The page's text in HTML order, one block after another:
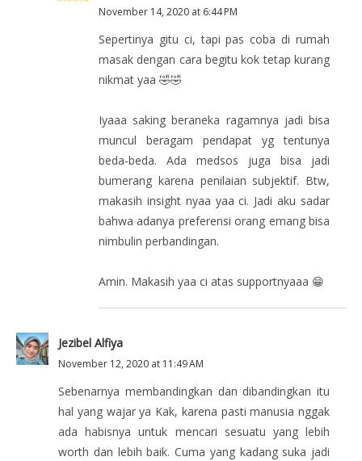
November 14, 2020 at 6:44 PM
Sepertinya gitu ci, tapi pas coba di rumah
masak dengan cara begitu kok tetap kurang
nikmat yaa 🤣🤣
Iyaaa saking beraneka ragamnya jadi bisa
muncul beragam pendapat yg tentunya
beda-beda. Ada medsos juga bisa jadi
bumerang karena penilaian subjektif. Btw,
makasih insight nyaa yaa ci. Jadi aku sadar
bahwa adanya preferensi orang emang bisa
nimbulin perbandingan.
Amin. Makasih yaa ci atas supportnyaaa 😁
Jezibel Alfiya
November 12, 2020 at 11:49 AM
Sebenarnya membandingkan dan dibandingkan itu
hal yang wajar ya Kak, karena pasti manusia nggak
ada habisnya untuk mencari sesuatu yang lebih
worth dan lebih baik. Cuma yang kadang suka jadi